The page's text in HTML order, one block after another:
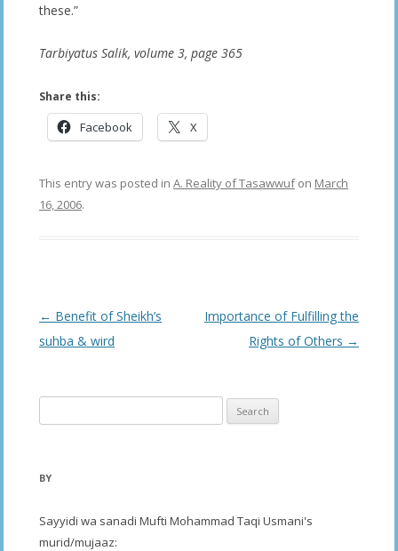
these.”
Tarbiyatus Salik, volume 3, page 365
Share this:
Facebook X
This entry was posted in A. Reality of Tasawwufon March
16, 2006.
Post
navigation
← Benefit of Sheikh’s
suhba & wird
Importance of Fulfilling the
Rights of Others →
for:
BY
Sayyidi wa sanadi Mufti Mohammad Taqi Usmani's
murid/mujaaz: